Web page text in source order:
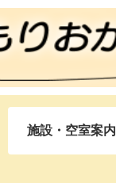
施設・空室案内